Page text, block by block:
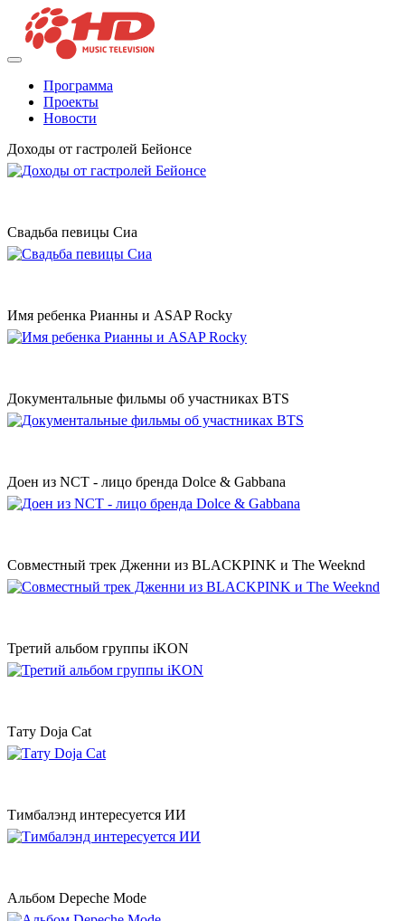
Программа
Проекты
Новости
Доходы от гастролей Бейонсе
Свадьба певицы Сиа
Имя ребенка Рианны и ASAP Rocky
Документальные фильмы об участниках BTS
Доен из NCT - лицо бренда Dolce & Gabbana
Совместный трек Дженни из BLACKPINK и The Weeknd
Третий альбом группы iKON
Тату Doja Cat
Тимбалэнд интересуется ИИ
Альбом Depeche Mode